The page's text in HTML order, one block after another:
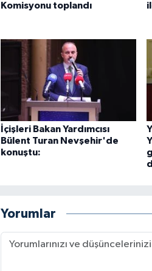
Komisyonu toplandı
İçişleri Bakan Yardımcısı
Bülent Turan Nevşehir'de
konuştu:
Yorumlar